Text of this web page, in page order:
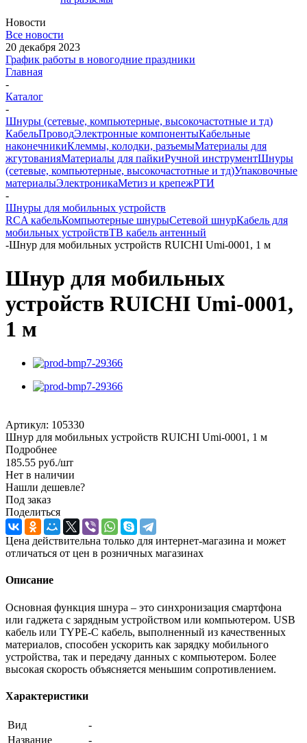
Новости
Все новости
20 декабря 2023
График работы в новогодние праздники
Главная
-
Каталог
-
Шнуры (сетевые, компьютерные, высокочастотные и тд)
КабельПроводЭлектронные компонентыКабельные
наконечникиКлеммы, колодки, разъемыМатериалы для
жгутованияМатериалы для пайкиРучной инструментШнуры
(сетевые, компьютерные, высокочастотные и тд)Упаковочные
материалыЭлектроникаМетиз и крепежРТИ
-
Шнуры для мобильных устройств
RCA кабельКомпьютерные шнурыСетевой шнурКабель для
мобильных устройствТВ кабель антенный
-Шнур для мобильных устройств RUICHI Umi-0001, 1 м
Шнур для мобильных
устройств RUICHI Umi-0001,
1 м
Артикул: 105330
Шнур для мобильных устройств RUICHI Umi-0001, 1 м
Подробнее
185.55 руб./шт
Нет в наличии
Нашли дешевле?
Под заказ
Поделиться
Цена действительна только для интернет-магазина и может
отличаться от цен в розничных магазинах
Описание
Основная функция шнура – это синхронизация смартфона
или гаджета с зарядным устройством или компьютером. USB
кабель или TYPE-C кабель, выполненный из качественных
материалов, способен ускорить как зарядку мобильного
устройства, так и передачу данных с компьютером. Более
высокая скорость объясняется меньшим сопротивлением.
Характеристики
Вид
-
Название
-